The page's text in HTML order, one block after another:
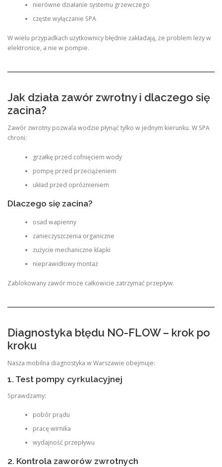
nierówne działanie systemu grzewczego
częste wyłączanie SPA
W wielu przypadkach użytkownicy błędnie zakładają, że problem leży w
elektronice, a nie w pompie.
Jak działa zawór zwrotny i dlaczego się
zacina?
Zawór zwrotny pozwala wodzie płynąć tylko w jednym kierunku. W SPA
chroni:
grzałkę przed cofnięciem wody
pompę przed przeciążeniem
układ przed opróżnieniem
Dlaczego się zacina?
osad wapienny
zanieczyszczenia organiczne
zużycie mechaniczne klapki
nieprawidłowy montaż
Zablokowany zawór może całkowicie zatrzymać przepływ.
Diagnostyka błędu NO-FLOW – krok po
kroku
Nasza mobilna diagnostyka w Warszawie obejmuje:
1. Test pompy cyrkulacyjnej
Sprawdzamy:
pobór prądu
pracę wirnika
wydajność przepływu
2. Kontrola zaworów zwrotnych